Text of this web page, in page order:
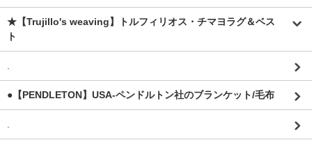
★【Trujillo's weaving】トルフィリオス・チマヨラグ＆ベス
ト
●【PENDLETON】USA-ペンドルトン社のブランケット/毛布